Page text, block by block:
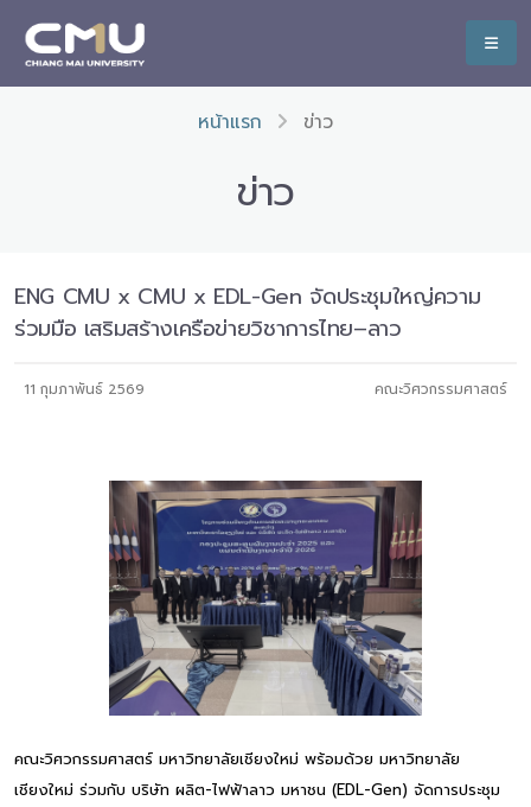
หน้าแรก ข่าว
ข่าว
ENG CMU x CMU x EDL-Gen จัดประชุมใหญ่ความ
ร่วมมือ เสริมสร้างเครือข่ายวิชาการไทย–ลาว
11 กุมภาพันธ์ 2569 คณะวิศวกรรมศาสตร์
คณะวิศวกรรมศาสตร์ มหาวิทยาลัยเชียงใหม่ พร้อมด้วย มหาวิทยาลัย
เชียงใหม่ ร่วมกับ บริษัท ผลิต-ไฟฟ้าลาว มหาชน (EDL-Gen) จัดการประชุม